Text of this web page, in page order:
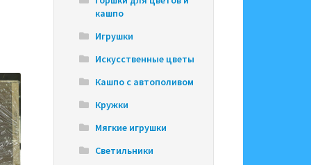
кашпо
Игрушки
Искусственные цветы
Кашпо с автополивом
Кружки
Мягкие игрушки
Светильники